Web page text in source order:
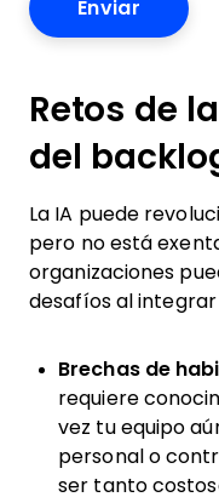
Retos de
del
La IA puede
pero no está
organizaciones
desafíos al integrar
Brechas de
requiere
vez tu equipo
personal o
ser tanto